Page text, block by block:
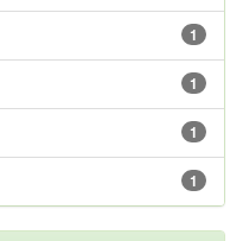
1
1
1
1